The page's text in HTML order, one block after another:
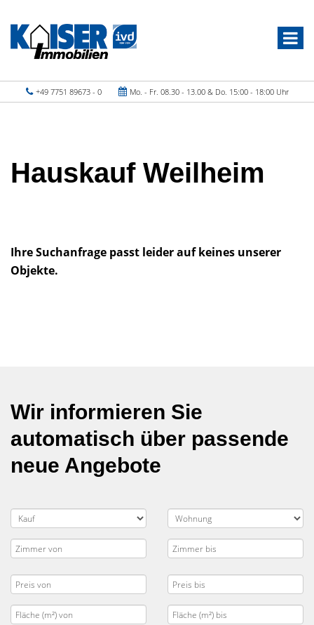
+49 7751 89673 - 0 Mo. - Fr. 08.30 - 13.00 & Do. 15:00 - 18:00 Uhr
Hauskauf Weilheim
Ihre Suchanfrage passt leider auf keines unserer
Objekte.
Wir informieren Sie
automatisch über passende
neue Angebote